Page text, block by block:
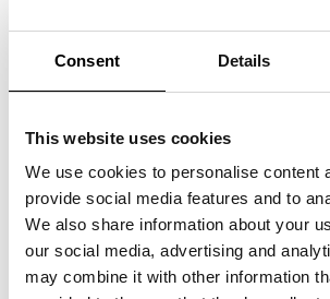
Consent Details
This website uses cookies
We use cookies to personalise content
provide social media features and to
We also share information about your
our social media, advertising and
may combine it with other information
Norden, näringslivet och nästa steg –
Almedalen 2025
Årets Almedalsvecka präglades av geopolitiska
också framtidstro och ett tydligt budskap:vi blir
tillsammans. Vi deltog i flera debatter och
bidra med insikter från våra medlemmar .
bästa möjligheterna för tillväxt, konkurrenskraftiga